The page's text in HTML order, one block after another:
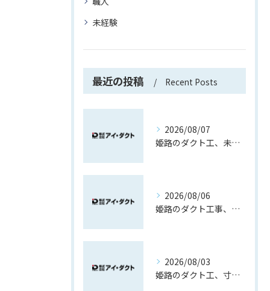
未経験
最近の投稿 Recent Posts
2026/08/07
姫路のダクト工、未経験でも先輩と覚える現場作業
2026/08/06
姫路のダクト工事、製作から取付で覚える現場職
2026/08/03
姫路のダクト工、寸法取りから育つ現場力